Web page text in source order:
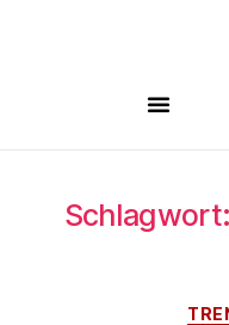
Schlagwort: